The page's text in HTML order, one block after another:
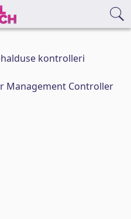
kontrolleri
Management Controller